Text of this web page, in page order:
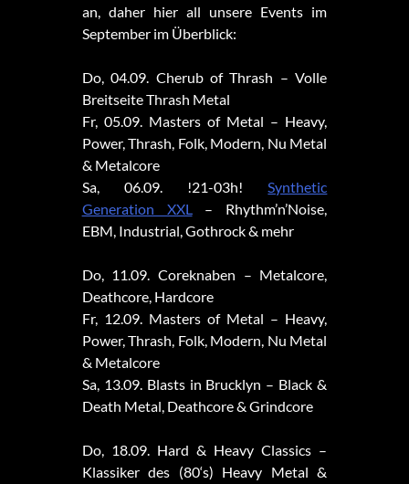
an, daher hier all unsere Events im
September im Überblick:
Do, 04.09. Cherub of Thrash – Volle
Breitseite Thrash Metal
Fr, 05.09. Masters of Metal – Heavy,
Power, Thrash, Folk, Modern, Nu Metal
& Metalcore
Sa, 06.09. !21-03h!Synthetic
Generation XXL– Rhythm’n’Noise,
EBM, Industrial, Gothrock & mehr
Do, 11.09. Coreknaben – Metalcore,
Deathcore, Hardcore
Fr, 12.09. Masters of Metal – Heavy,
Power, Thrash, Folk, Modern, Nu Metal
& Metalcore
Sa, 13.09. Blasts in Brucklyn – Black &
Death Metal, Deathcore & Grindcore
Do, 18.09. Hard & Heavy Classics –
Klassiker des (80‘s) Heavy Metal &